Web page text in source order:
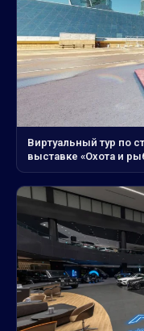
Виртуальный тур по
выставке «Охота и